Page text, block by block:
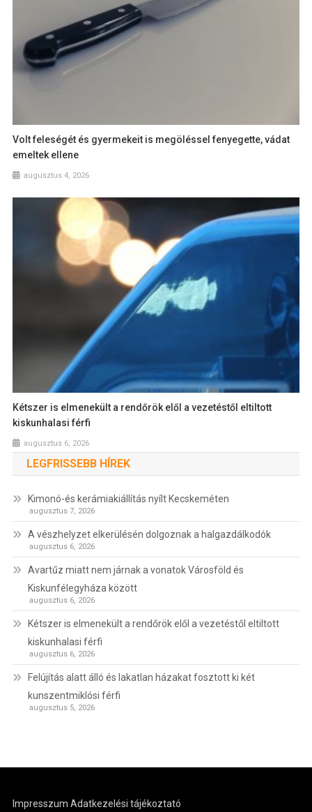
Volt feleségét és gyermekeit is megöléssel fenyegette, vádat
emeltek ellene
augusztus 4, 2026
Kétszer is elmenekült a rendőrök elől a vezetéstől eltiltott
kiskunhalasi férfi
augusztus 6, 2026
LEGFRISSEBB HÍREK
Kimonó-és kerámiakiállítás nyílt Kecskeméten
augusztus 7, 2026
A vészhelyzet elkerülésén dolgoznak a halgazdálkodók
augusztus 6, 2026
Avartűz miatt nem járnak a vonatok Városföld és
Kiskunfélegyháza között
augusztus 6, 2026
Kétszer is elmenekült a rendőrök elől a vezetéstől eltiltott
kiskunhalasi férfi
augusztus 6, 2026
Felújítás alatt álló és lakatlan házakat fosztott ki két
kunszentmiklósi férfi
augusztus 5, 2026
Impresszum Adatkezelési tájékoztató